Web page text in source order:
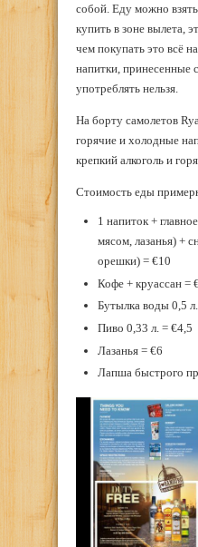
собой. Еду можно
купить в зоне вылета,
чем покупать это всё
напитки, принесенные
употреблять нельзя.
На борту самолетов
горячие и холодные
крепкий алкоголь и
Стоимость еды
1 напиток +
мясом, лазанья) +
орешки) = €10
Кофе + круассан =
Бутылка воды 0,5
Пиво 0,33 л. = €4,5
Лазанья = €6
Лапша быстрого